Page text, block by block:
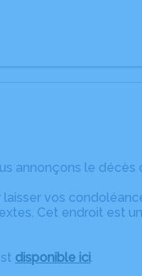
annonçons le décès
vos
Cet endroit est
disponible ici.